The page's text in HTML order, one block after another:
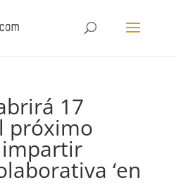
17
próximo
‘en